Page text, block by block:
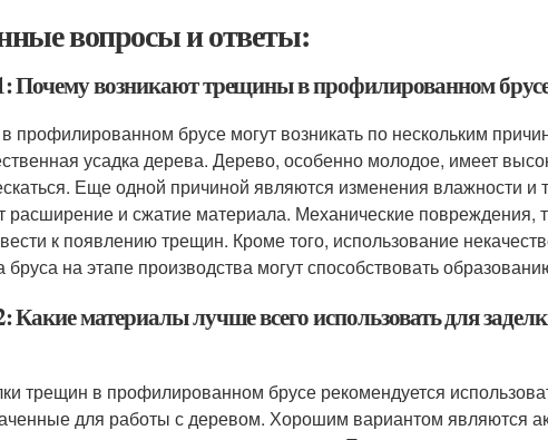
вопросы и ответы:
Почему возникают трещины в профилированном
профилированном брусе могут возникать по нескольким
усадка дерева. Дерево, особенно молодое, имеет
Еще одной причиной являются изменения влажности
и сжатие материала. Механические повреждения,
к появлению трещин. Кроме того, использование
бруса на этапе производства могут способствовать
Какие материалы лучше всего использовать для
трещин в профилированном брусе рекомендуется
для работы с деревом. Хорошим вариантом являются